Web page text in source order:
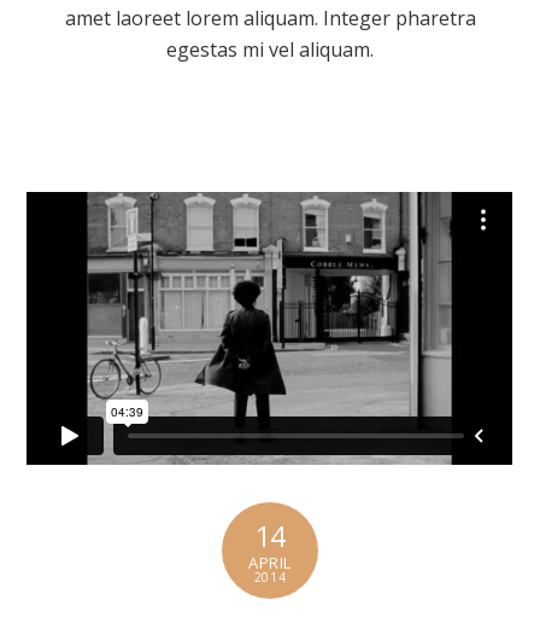
amet laoreet lorem aliquam. Integer pharetra
egestas mi vel aliquam.
14
APRIL
2014